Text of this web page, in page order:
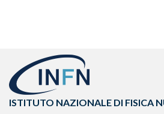
ISTITUTO NAZIONALE DI FISICA